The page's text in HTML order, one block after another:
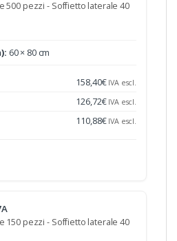
500 pezzi - Soffietto laterale 40
60 × 80 cm
158,40€ IVA escl.
126,72€ IVA escl.
110,88€ IVA escl.
150 pezzi - Soffietto laterale 40